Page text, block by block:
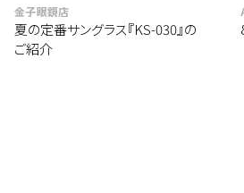
金子眼鏡店
夏の定番サングラス『KS-030』の
ご紹介